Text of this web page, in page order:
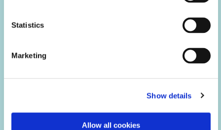
Statistics
Marketing
Show details
Allow all cookies
contra explosiones eléctricas